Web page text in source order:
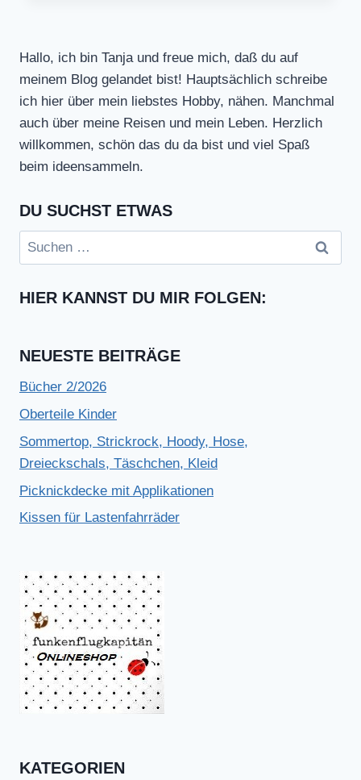
Hallo, ich bin Tanja und freue mich, daß du auf
meinem Blog gelandet bist! Hauptsächlich schreibe
ich hier über mein liebstes Hobby, nähen. Manchmal
auch über meine Reisen und mein Leben. Herzlich
willkommen, schön das du da bist und viel Spaß
beim ideensammeln.
DU SUCHST ETWAS
Suchen
nach:
HIER KANNST DU MIR FOLGEN:
NEUESTE BEITRÄGE
Bücher 2/2026
Oberteile Kinder
Sommertop, Strickrock, Hoody, Hose,
Dreieckschals, Täschchen, Kleid
Picknickdecke mit Applikationen
Kissen für Lastenfahrräder
KATEGORIEN